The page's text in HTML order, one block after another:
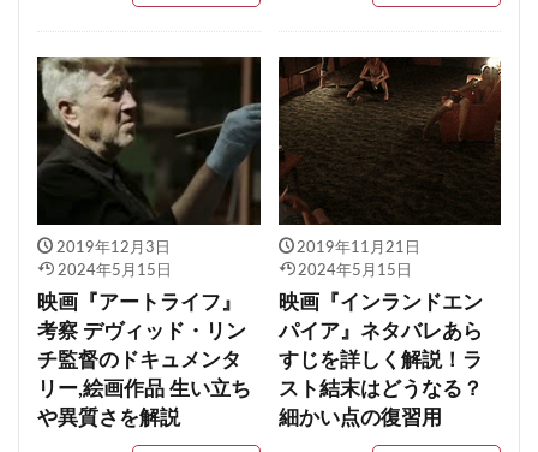
2019年12月3日
2024年5月15日
映画『アートライフ』
考察 デヴィッド・リン
チ監督のドキュメンタ
リー,絵画作品 生い立ち
や異質さを解説
2019年11月21日
2024年5月15日
映画『インランドエン
パイア』ネタバレあら
すじを詳しく解説！ラ
スト結末はどうなる？
細かい点の復習用